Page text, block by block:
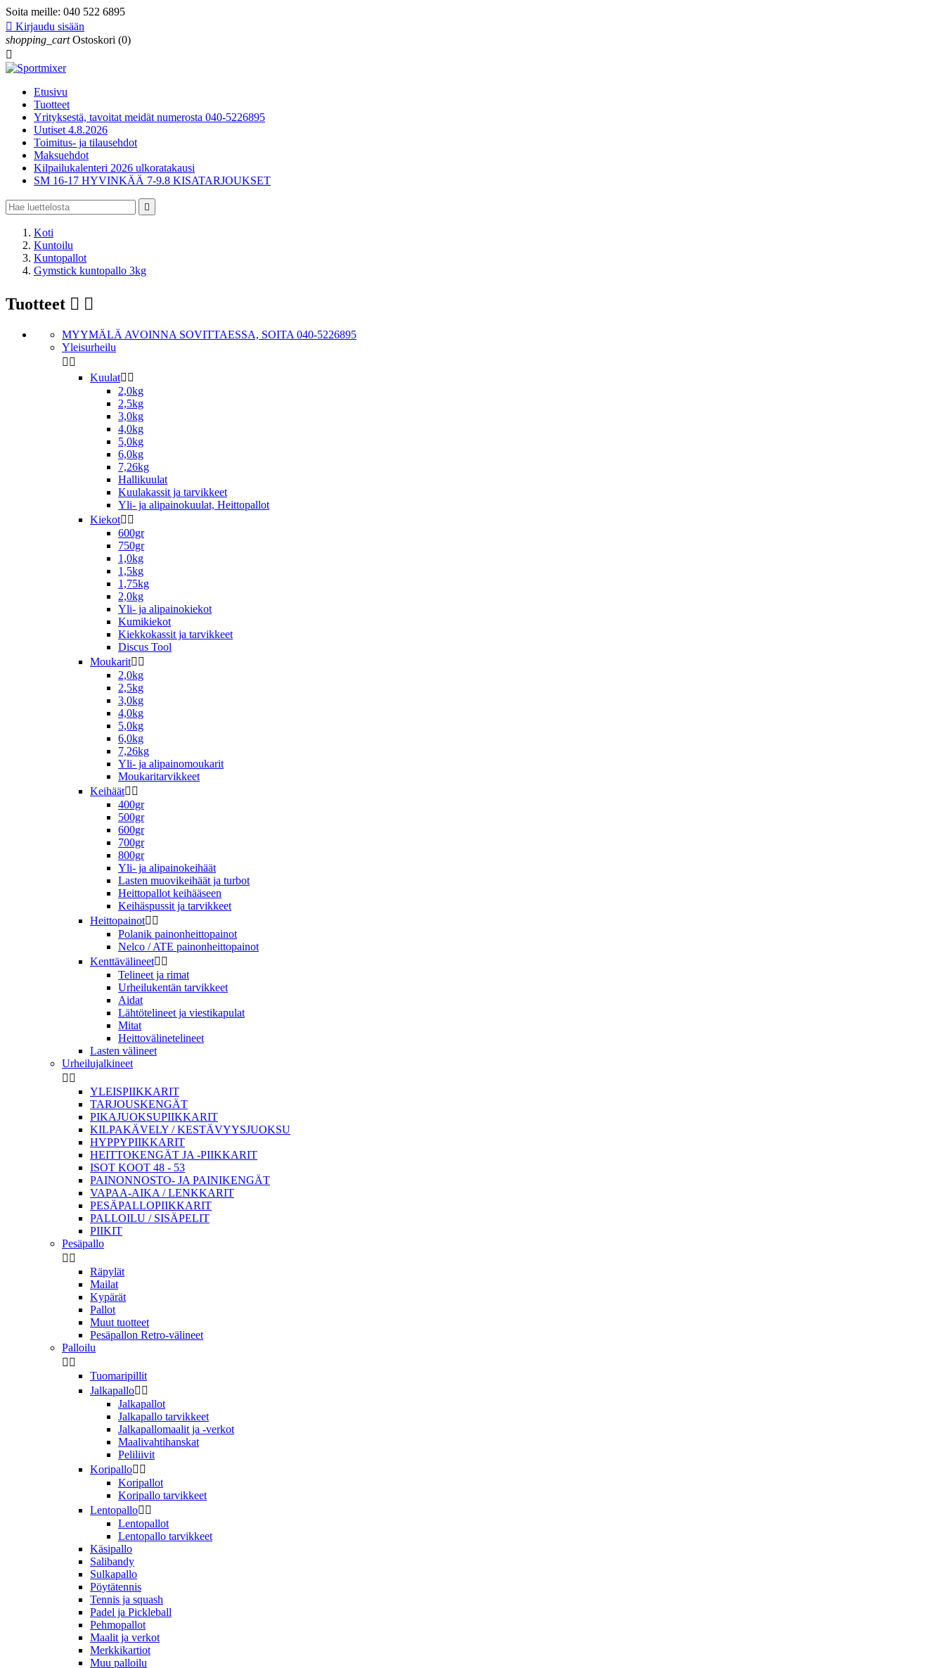
Soita meille: 040 522 6895
 Kirjaudu sisään
shopping_cart Ostoskori (0)

Etusivu
Tuotteet
Yrityksestä, tavoitat meidät numerosta 040-5226895
Uutiset 4.8.2026
Toimitus- ja tilausehdot
Maksuehdot
Kilpailukalenteri 2026 ulkoratakausi
SM 16-17 HYVINKÄÄ 7-9.8 KISATARJOUKSET

Koti
Kuntoilu
Kuntopallot
Gymstick kuntopallo 3kg
Tuotteet  
MYYMÄLÄ AVOINNA SOVITTAESSA, SOITA 040-5226895
Yleisurheilu
 
Kuulat 
2,0kg
2,5kg
3,0kg
4,0kg
5,0kg
6,0kg
7,26kg
Hallikuulat
Kuulakassit ja tarvikkeet
Yli- ja alipainokuulat, Heittopallot
Kiekot 
600gr
750gr
1,0kg
1,5kg
1,75kg
2,0kg
Yli- ja alipainokiekot
Kumikiekot
Kiekkokassit ja tarvikkeet
Discus Tool
Moukarit 
2,0kg
2,5kg
3,0kg
4,0kg
5,0kg
6,0kg
7,26kg
Yli- ja alipainomoukarit
Moukaritarvikkeet
Keihäät 
400gr
500gr
600gr
700gr
800gr
Yli- ja alipainokeihäät
Lasten muovikeihäät ja turbot
Heittopallot keihääseen
Keihäspussit ja tarvikkeet
Heittopainot 
Polanik painonheittopainot
Nelco / ATE painonheittopainot
Kenttävälineet 
Telineet ja rimat
Urheilukentän tarvikkeet
Aidat
Lähtötelineet ja viestikapulat
Mitat
Heittovälinetelineet
Lasten välineet
Urheilujalkineet
 
YLEISPIIKKARIT
TARJOUSKENGÄT
PIKAJUOKSUPIIKKARIT
KILPAKÄVELY / KESTÄVYYSJUOKSU
HYPPYPIIKKARIT
HEITTOKENGÄT JA -PIIKKARIT
ISOT KOOT 48 - 53
PAINONNOSTO- JA PAINIKENGÄT
VAPAA-AIKA / LENKKARIT
PESÄPALLOPIIKKARIT
PALLOILU / SISÄPELIT
PIIKIT
Pesäpallo
 
Räpylät
Mailat
Kypärät
Pallot
Muut tuotteet
Pesäpallon Retro-välineet
Palloilu
 
Tuomaripillit
Jalkapallo 
Jalkapallot
Jalkapallo tarvikkeet
Jalkapallomaalit ja -verkot
Maalivahtihanskat
Peliliivit
Koripallo 
Koripallot
Koripallo tarvikkeet
Lentopallo 
Lentopallot
Lentopallo tarvikkeet
Käsipallo
Salibandy
Sulkapallo
Pöytätennis
Tennis ja squash
Padel ja Pickleball
Pehmopallot
Maalit ja verkot
Merkkikartiot
Muu palloilu